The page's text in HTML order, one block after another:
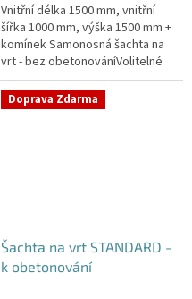
hvězdiček.
Vnitřní délka 1500 mm, vnitřní
šířka 1000 mm, výška 1500 mm +
komínek Samonosná šachta na
vrt - bez obetonováníVolitelné
průměry i pozice prostupů na
pažení vrtu, hadice i...
Doprava Zdarma
Šachta na vrt STANDARD -
k obetonování